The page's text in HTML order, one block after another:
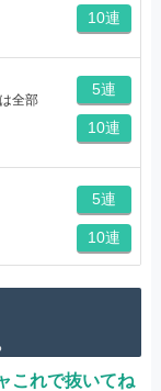
10連
全部
5連
10連
5連
10連
これで抜いてね